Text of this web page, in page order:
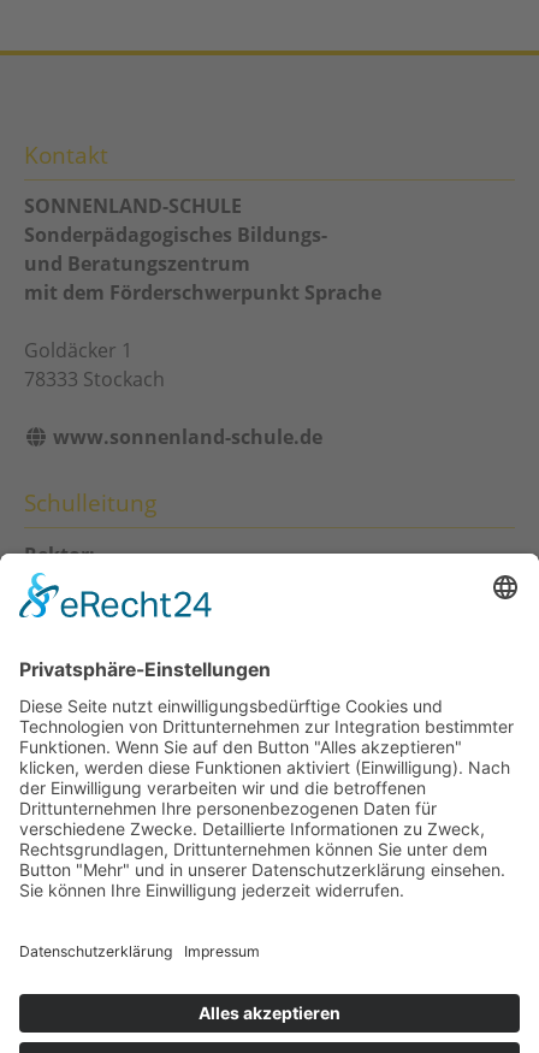
Kontakt
SONNENLAND-SCHULE
Sonderpädagogisches Bildungs-
und Beratungszentrum
mit dem Förderschwerpunkt Sprache
Goldäcker 1
78333 Stockach
www.sonnenland-schule.de
Schulleitung
Rektor:
Heino Sittig
Anna-Lena Grambach
Sekretariat
Ulrike Bossart
Sprechzeiten: Mo - Fr 7:30 -12:30 Uhr
07771 / 93 98 40
07771 / 93 98 47
Rechtliches
Impressum|Datenschutz